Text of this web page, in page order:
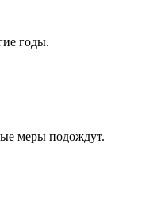
годы.
меры подождут.